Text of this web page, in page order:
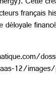
français